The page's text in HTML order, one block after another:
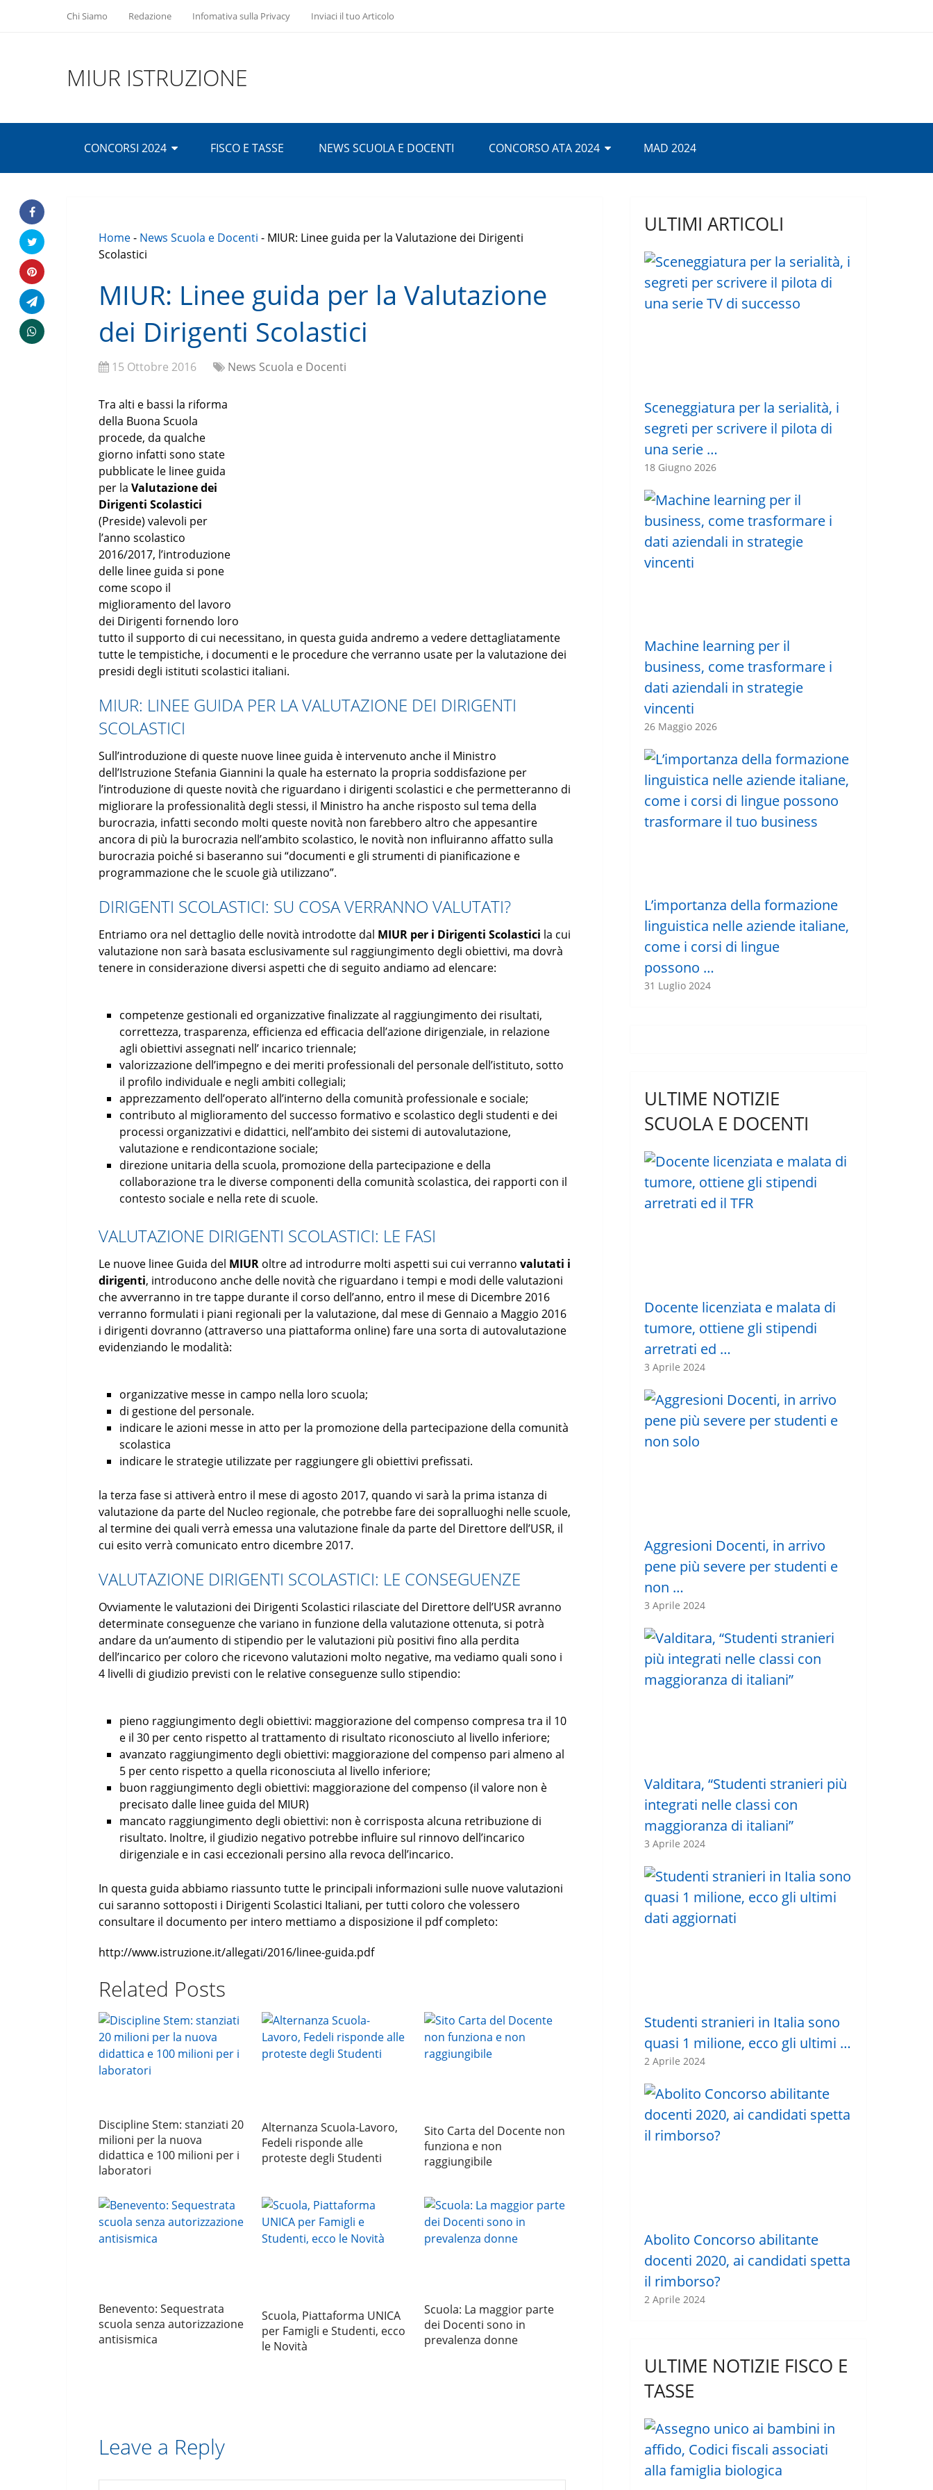
Chi Siamo Redazione Infomativa sulla Privacy Inviaci il tuo Articolo
MIUR ISTRUZIONE
CONCORSI 2024 FISCO E TASSE NEWS SCUOLA E DOCENTI CONCORSO ATA 2024 MAD 2024
Home- News Scuola e Docenti - MIUR: Linee guida per la Valutazione dei Dirigenti
Scolastici
MIUR: Linee guida per la Valutazione
dei Dirigenti Scolastici
15 Ottobre 2016 News Scuola e Docenti
Tra alti e bassi la riforma
della Buona Scuola
procede, da qualche
giorno infatti sono state
pubblicate le linee guida
per la Valutazione dei
Dirigenti Scolastici
(Preside) valevoli per
l’anno scolastico
2016/2017, l’introduzione
delle linee guida si pone
come scopo il
miglioramento del lavoro
dei Dirigenti fornendo loro
tutto il supporto di cui necessitano, in questa guida andremo a vedere dettagliatamente
tutte le tempistiche, i documenti e le procedure che verranno usate per la valutazione dei
presidi degli istituti scolastici italiani.
MIUR: LINEE GUIDA PER LA VALUTAZIONE DEI DIRIGENTI
SCOLASTICI
Sull’introduzione di queste nuove linee guida è intervenuto anche il Ministro
dell’Istruzione Stefania Giannini la quale ha esternato la propria soddisfazione per
l’introduzione di queste novità che riguardano i dirigenti scolastici e che permetteranno di
migliorare la professionalità degli stessi, il Ministro ha anche risposto sul tema della
burocrazia, infatti secondo molti queste novità non farebbero altro che appesantire
ancora di più la burocrazia nell’ambito scolastico, le novità non influiranno affatto sulla
burocrazia poiché si baseranno sui “documenti e gli strumenti di pianificazione e
programmazione che le scuole già utilizzano”.
DIRIGENTI SCOLASTICI: SU COSA VERRANNO VALUTATI?
Entriamo ora nel dettaglio delle novità introdotte dal MIUR per i Dirigenti Scolastici la cui
valutazione non sarà basata esclusivamente sul raggiungimento degli obiettivi, ma dovrà
tenere in considerazione diversi aspetti che di seguito andiamo ad elencare:
competenze gestionali ed organizzative finalizzate al raggiungimento dei risultati,
correttezza, trasparenza, efficienza ed efficacia dell’azione dirigenziale, in relazione
agli obiettivi assegnati nell’ incarico triennale;
valorizzazione dell’impegno e dei meriti professionali del personale dell’istituto, sotto
il profilo individuale e negli ambiti collegiali;
apprezzamento dell’operato all’interno della comunità professionale e sociale;
contributo al miglioramento del successo formativo e scolastico degli studenti e dei
processi organizzativi e didattici, nell’ambito dei sistemi di autovalutazione,
valutazione e rendicontazione sociale;
direzione unitaria della scuola, promozione della partecipazione e della
collaborazione tra le diverse componenti della comunità scolastica, dei rapporti con il
contesto sociale e nella rete di scuole.
VALUTAZIONE DIRIGENTI SCOLASTICI: LE FASI
Le nuove linee Guida del MIUR oltre ad introdurre molti aspetti sui cui verranno valutati i
dirigenti, introducono anche delle novità che riguardano i tempi e modi delle valutazioni
che avverranno in tre tappe durante il corso dell’anno, entro il mese di Dicembre 2016
verranno formulati i piani regionali per la valutazione, dal mese di Gennaio a Maggio 2016
i dirigenti dovranno (attraverso una piattaforma online) fare una sorta di autovalutazione
evidenziando le modalità:
organizzative messe in campo nella loro scuola;
di gestione del personale.
indicare le azioni messe in atto per la promozione della partecipazione della comunità
scolastica
indicare le strategie utilizzate per raggiungere gli obiettivi prefissati.
la terza fase si attiverà entro il mese di agosto 2017, quando vi sarà la prima istanza di
valutazione da parte del Nucleo regionale, che potrebbe fare dei sopralluoghi nelle scuole,
al termine dei quali verrà emessa una valutazione finale da parte del Direttore dell’USR, il
cui esito verrà comunicato entro dicembre 2017.
VALUTAZIONE DIRIGENTI SCOLASTICI: LE CONSEGUENZE
Ovviamente le valutazioni dei Dirigenti Scolastici rilasciate del Direttore dell’USR avranno
determinate conseguenze che variano in funzione della valutazione ottenuta, si potrà
andare da un’aumento di stipendio per le valutazioni più positivi fino alla perdita
dell’incarico per coloro che ricevono valutazioni molto negative, ma vediamo quali sono i
4 livelli di giudizio previsti con le relative conseguenze sullo stipendio:
pieno raggiungimento degli obiettivi: maggiorazione del compenso compresa tra il 10
e il 30 per cento rispetto al trattamento di risultato riconosciuto al livello inferiore;
avanzato raggiungimento degli obiettivi: maggiorazione del compenso pari almeno al
5 per cento rispetto a quella riconosciuta al livello inferiore;
buon raggiungimento degli obiettivi: maggiorazione del compenso (il valore non è
precisato dalle linee guida del MIUR)
mancato raggiungimento degli obiettivi: non è corrisposta alcuna retribuzione di
risultato. Inoltre, il giudizio negativo potrebbe influire sul rinnovo dell’incarico
dirigenziale e in casi eccezionali persino alla revoca dell’incarico.
In questa guida abbiamo riassunto tutte le principali informazioni sulle nuove valutazioni
cui saranno sottoposti i Dirigenti Scolastici Italiani, per tutti coloro che volessero
consultare il documento per intero mettiamo a disposizione il pdf completo:
http://www.istruzione.it/allegati/2016/linee-guida.pdf
Related Posts
Discipline Stem: stanziati 20
milioni per la nuova
didattica e 100 milioni per i
laboratori
Alternanza Scuola-Lavoro,
Fedeli risponde alle
proteste degli Studenti
Sito Carta del Docente non
funziona e non
raggiungibile
Benevento: Sequestrata
scuola senza autorizzazione
antisismica
Scuola, Piattaforma UNICA
per Famigli e Studenti, ecco
le Novità
Scuola: La maggior parte
dei Docenti sono in
prevalenza donne
Leave a Reply
ULTIMI ARTICOLI
Sceneggiatura per la serialità, i
segreti per scrivere il pilota di
una serie …
18 Giugno 2026
Machine learning per il
business, come trasformare i
dati aziendali in strategie
vincenti
26 Maggio 2026
L’importanza della formazione
linguistica nelle aziende italiane,
come i corsi di lingue
possono …
31 Luglio 2024
ULTIME NOTIZIE
SCUOLA E DOCENTI
Docente licenziata e malata di
tumore, ottiene gli stipendi
arretrati ed …
3 Aprile 2024
Aggresioni Docenti, in arrivo
pene più severe per studenti e
non …
3 Aprile 2024
Valditara, “Studenti stranieri più
integrati nelle classi con
maggioranza di italiani”
3 Aprile 2024
Studenti stranieri in Italia sono
quasi 1 milione, ecco gli ultimi …
2 Aprile 2024
Abolito Concorso abilitante
docenti 2020, ai candidati spetta
il rimborso?
2 Aprile 2024
ULTIME NOTIZIE FISCO E
TASSE